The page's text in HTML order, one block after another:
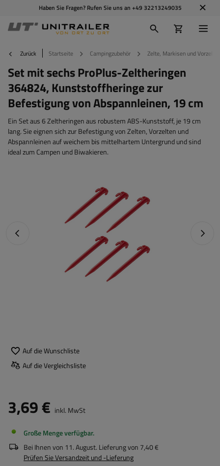
Haben Sie Fragen? Rufen Sie uns an +49 32213249035
Zurück Startseite Campingzubehör Zelte, Markisen und Vorzelte
Set mit sechs ProPlus-Zeltheringen
364824, Kunststoffheringe zur
Befestigung von Abspannleinen, 19 cm
Ein Set aus 6 Zeltheringen aus robustem ABS-Kunststoff, je 19 cm
lang. Sie eignen sich zur Befestigung von Zelten, Vorzelten und
Abspannleinen auf weichem bis mittelhartem Untergrund und sind
ideal zum Campen und Biwakieren.
Vorheriges Foto
Auf die Wunschliste
Auf die Vergleichsliste
3,69 € inkl. MwSt
Große Menge verfügbar
Bei Ihnen von 11. August. Lieferung von 7,40 €
Prüfen Sie Versandzeit und -Lieferung